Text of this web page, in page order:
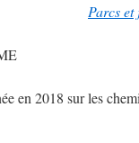
Parcs
en 2018 sur les